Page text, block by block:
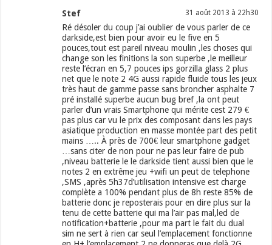
Stef 31 août 2013 à 22h30
Ré désoler du coup j’ai oublier de vous parler de ce
darkside,est bien pour avoir eu le five en 5
pouces,tout est pareil niveau moulin ,les choses qui
change son les finitions la son superbe ,le meilleur
reste l’écran en 5,7 pouces ips gorzilla glass 2 plus
net que le note 2 4G aussi rapide fluide tous les jeux
très haut de gamme passe sans broncher asphalte 7
pré installé superbe aucun bug bref ,la ont peut
parler d’un vrais Smartphone qui mérite cest 279 €
pas plus car vu le prix des composant dans les pays
asiatique production en masse montée part des petit
mains ….. À près de 700€ leur smartphone gadget
…sans citer de non pour ne pas leur faire de pub
,niveau batterie le le darkside tient aussi bien que le
notes 2 en extrême jeu +wifi un peut de telephone
,SMS ,après 5h37d’utilisation intensive est charge
complète a 100% pendant plus de 8h reste 85% de
batterie donc je reposterais pour en dire plus sur la
tenu de cette batterie qui ma l’air pas mal,led de
notification+batterie ,pour ma part le fait du dual
sim ne sert à rien car seul l’emplacement fonctionne